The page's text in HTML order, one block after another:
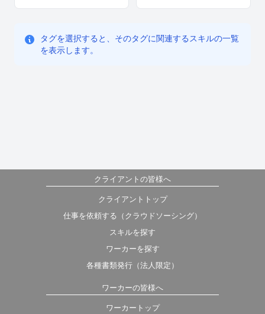
タグを選択すると、そのタグに関連するスキルの一覧
を表示します。
クライアントの皆様へ
クライアントトップ
仕事を依頼する（クラウドソーシング）
スキルを探す
ワーカーを探す
各種書類発行（法人限定）
ワーカーの皆様へ
ワーカートップ